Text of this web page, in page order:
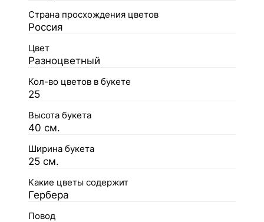
Страна просхождения цветов
Россия
Цвет
Разноцветный
Кол-во цветов в букете
25
Высота букета
40 см.
Ширина букета
25 см.
Какие цветы содержит
Гербера
Повод